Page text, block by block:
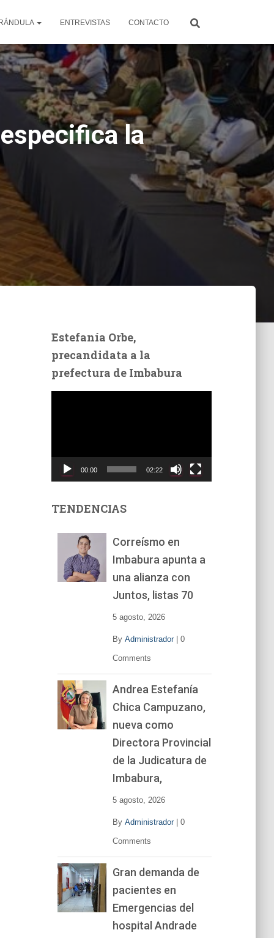
ENTREVISTAS CONTACTO
la
Estefanía Orbe,
precandidata a la
prefectura de Imbabura
t
00:00 02:22
TENDENCIAS
Correísmo en
Imbabura apunta a
una alianza con
Juntos, listas 70
5 agosto, 2026
By Administrador| 0
Comments
Andrea Estefanía
Chica Campuzano,
nueva como
Directora Provincial
de la Judicatura de
Imbabura,
5 agosto, 2026
By Administrador| 0
Comments
Gran demanda de
pacientes en
Emergencias del
hospital Andrade